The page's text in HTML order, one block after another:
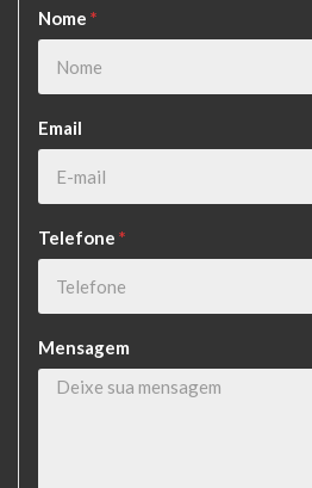
Nome *
Email
Telefone *
Mensagem